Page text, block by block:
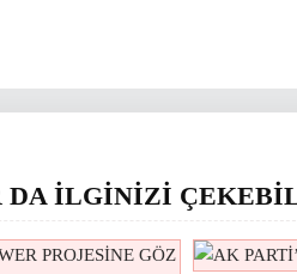
DA İLGİNİZİ